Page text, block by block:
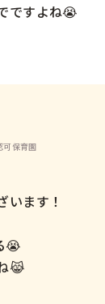
ですよね😭
保育園
います！
😭
😹